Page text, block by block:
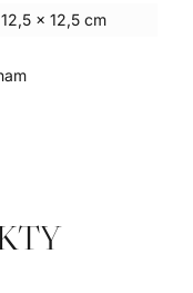
× 12,5 cm